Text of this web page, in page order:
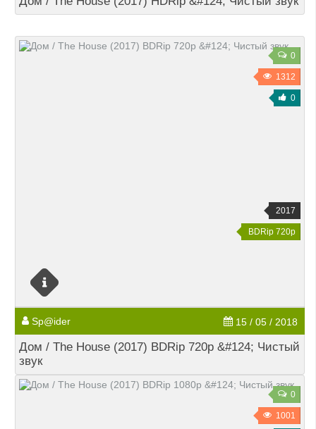
0
1312
0
2017
BDRip 720p
Sp@ider 15 / 05 / 2018
Дом / The House (2017) BDRip 720p &#124; Чистый
звук
0
1001